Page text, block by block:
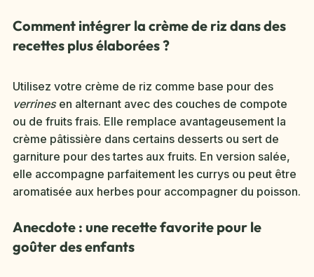
Comment intégrer la crème de riz dans des
recettes plus élaborées ?
Utilisez votre crème de riz comme base pour des
verrinesen alternant avec des couches de compote
ou de fruits frais. Elle remplace avantageusement la
crème pâtissière dans certains desserts ou sert de
garniture pour des tartes aux fruits. En version salée,
elle accompagne parfaitement les currys ou peut être
aromatisée aux herbes pour accompagner du poisson.
Anecdote : une recette favorite pour le
goûter des enfants